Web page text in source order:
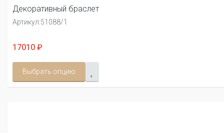
Декоративный браслет
Артикул:51088/1
17010 ₽
Выбрать опцию